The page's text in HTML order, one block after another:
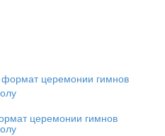
церемонии гимнов